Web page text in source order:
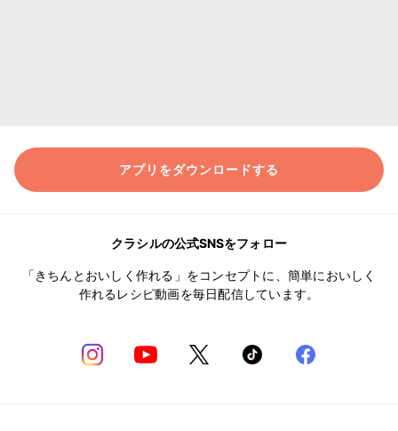
アプリをダウンロードする
クラシルの公式SNSをフォロー
「きちんとおいしく作れる」をコンセプトに、簡単においしく
作れるレシピ動画を毎日配信しています。